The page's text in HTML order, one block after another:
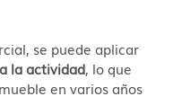
se puede aplicar
la actividad, lo que
en varios años